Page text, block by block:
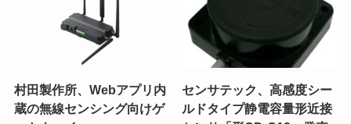
村田製作所、Webアプリ内
蔵の無線センシング向けゲ
センサテック、高感度シー
ルドタイプ静電容量形近接